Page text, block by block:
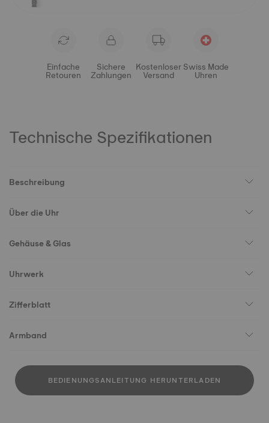
Einfache
Retouren
Sichere
Zahlungen
Kostenloser
Versand
Swiss Made
Uhren
Technische Spezifikationen
Beschreibung
Über die Uhr
Gehäuse & Glas
Uhrwerk
Zifferblatt
Armband
BEDIENUNGSANLEITUNG HERUNTERLADEN